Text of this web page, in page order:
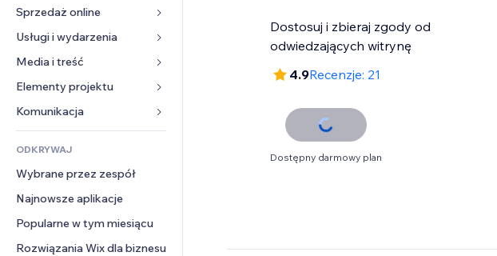
Reklamy
Smartfon
Analityka
Listy witryn
E-mail
Sprzedaż online
Aplikacje do sklepów
Wysyłka i dostawa
Przyciski sprzedaży
Rachunkowość
Kupony i lojalność
Rozwiązania dla
magazynowania
Dropshipping
Ceny i subskrypcja
Usługi i wydarzenia
Hotele
Wydarzenia
Restauracje
Nieruchomości
Rezerwacje
Media i treść
Galeria
Muzyka
Podkasty
Fotografia
Film
PDF
Udostępnianie plików
Wiadomości
Elementy projektu
Mapy i nawigacja
Prywatność i bezpieczeństwo
Zegar
Szablony stron
Efekty obrazu
Przyciski i menu
Banery i odznaki
Formularze
Ankiety
Czat
Komentarze
Telefon
ODKRYWAJ
Wybrane przez zespół
Najnowsze aplikacje
Popularne w tym miesiącu
Rozwiązania Wix dla biznesu
Dostosuj i zbieraj zgody od
odwiedzających witrynę
4.9Recenzje: 21
Dostępny darmowy plan